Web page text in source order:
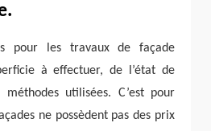
pour les travaux de façade
à effectuer, de l’état de
utilisées. C’est pour
ne possèdent pas des prix